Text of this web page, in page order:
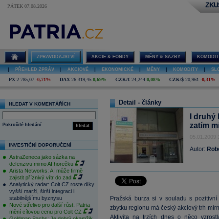
PÁTEK 07.08.2026
ZPRAVODAJSTVÍ AKCIE & FONDY MĚNY & SAZBY
PŘEHLED ZPRÁV AKCIOVÉ EKONOMICKÉ MĚNY KOMODITY
PX 2 785,07 -0,71% DAX 26 319,45 0,69% CZK/€ 24,244 0,08% CZK/$ 20,961 -0,31%
HLEDAT V KOMENTÁŘÍCH
hledat
Pokročilé hledání
INVESTIČNÍ DOPORUČENÍ
AstraZeneca jako sázka na
defenzivu mimo AI horečku
Arista Networks: AI může firmě
zajistit příznivý vítr do zad
Analytický radar: Colt CZ roste díky
vyšší marži, širší integraci i
stabilnějšímu byznysu
Nové střelivo pro další růst. Patria
mění cílovou cenu pro Colt CZ
Detail - články
I
zatím
05.01.2009
Autor:
Pražská burza si v souladu s
zbytku regionu má český akciový trh
Aktivita na trzích dnes o něco